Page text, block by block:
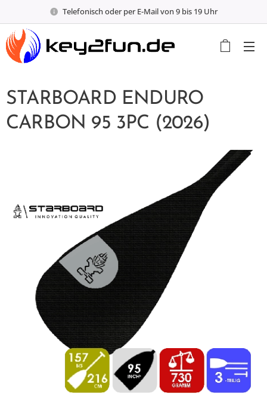
Telefonisch oder per E-Mail von 9 bis 19 Uhr
STARBOARD ENDURO
CARBON 95 3PC (2026)